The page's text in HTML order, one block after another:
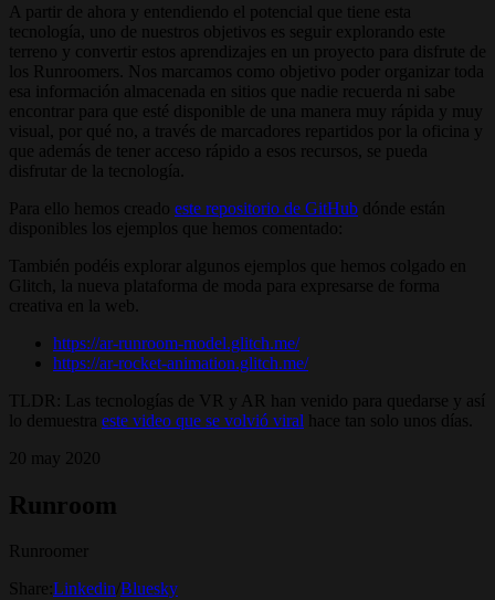
A partir de ahora y entendiendo el potencial que tiene esta
tecnología, uno de nuestros objetivos es seguir explorando este
terreno y convertir estos aprendizajes en un proyecto para disfrute de
los Runroomers. Nos marcamos como objetivo poder organizar toda
esa información almacenada en sitios que nadie recuerda ni sabe
encontrar para que esté disponible de una manera muy rápida y muy
visual, por qué no, a través de marcadores repartidos por la oficina y
que además de tener acceso rápido a esos recursos, se pueda
disfrutar de la tecnología.
Para ello hemos creado este repositorio de GitHub dónde están
disponibles los ejemplos que hemos comentado:
También podéis explorar algunos ejemplos que hemos colgado en
Glitch, la nueva plataforma de moda para expresarse de forma
creativa en la web.
https://ar-runroom-model.glitch.me/
https://ar-rocket-animation.glitch.me/
TLDR: Las tecnologías de VR y AR han venido para quedarse y así
lo demuestra este video que se volvió viral hace tan solo unos días.
20 may 2020
Runroom
Runroomer
Share: Linkedin Bluesky